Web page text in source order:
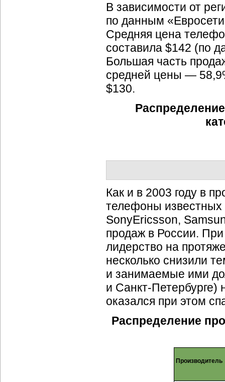
В зависимости от
по данным
Средняя цена
составила $142 (по
Большая часть
средней цены —
$130.
Как и в 2003 году в
телефоны
SonyEricsson,
продаж в России.
лидерство на
несколько снизили
и занимаемые ими
и Санкт-Петербурге)
оказался при этом
Распределение
Производитель